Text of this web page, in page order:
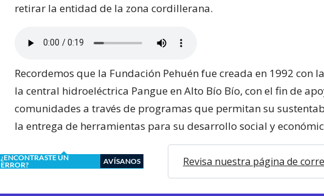
retirar la entidad de la zona cordillerana.
Recordemos que la Fundación Pehuén fue creada en 1992 con
la central hidroeléctrica Pangue en Alto Bío Bío, con el fin de
comunidades a través de programas que permitan su
la entrega de herramientas para su desarrollo social y
¿ENCONTRASTE UN
ERROR?
AVÍSANOS Revisa nuestra página de